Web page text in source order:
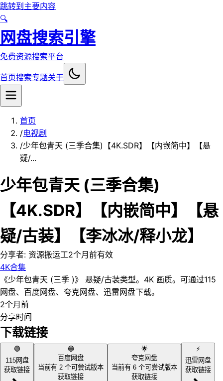
跳转到主要内容
🔍
网盘搜索引擎
免费资源搜索平台
首页搜索专题关于
首页
/电视剧
/少年包青天 (三季合集)【4K.SDR】【内嵌简中】【悬
疑/...
少年包青天 (三季合集)
【4K.SDR】【内嵌简中】【悬
疑/古装】【李冰冰/释小龙】
分享者: 资源搬运工2个月前有效
4K合集
《少年包青天 (三季 )》 悬疑/古装类型。4K 画质。可通过115
网盘、百度网盘、夸克网盘、迅雷网盘下载。
2个月前
分享时间
下载链接
🟢
115网盘
获取链接
🔵
百度网盘
当前有 2 个可尝试版本
获取链接
🌟
夸克网盘
当前有 6 个可尝试版本
获取链接
⚡
迅雷网盘
获取链接